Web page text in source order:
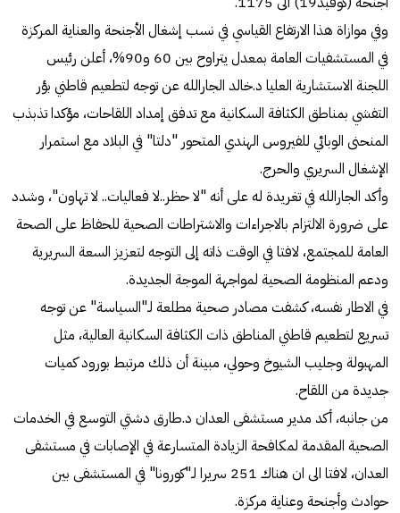
وفي موازاة هذا الارتفاع القياسي في نسب إشغال الأجنحة والعناية المركزة
في المستشفيات العامة بمعدل يتراوح بين 60 و90%، أعلن رئيس
اللجنة الاستشارية العليا د.خالد الجارالله عن توجه لتطعيم قاطني بؤر
التفشي بمناطق الكثافة السكانية مع تدفق إمداد اللقاحات، مؤكدا تذبذب
المنحنى الوبائي للفيروس الهندي المتحور "دلتا" في البلاد مع استمرار
الإشغال السريري والحرج.
وأكد الجارالله في تغريدة له على أنه "لا حظر..لا فعاليات.. لا تهاون"، وشدد
على ضرورة الالتزام بالاجراءات والاشتراطات الصحية للحفاظ على الصحة
العامة للمجتمع، لافتا في الوقت ذاته إلى التوجه لتعزيز السعة السريرية
ودعم المنظومة الصحية لمواجهة الموجة الجديدة.
في الاطار نفسه، كشفت مصادر صحية مطلعة لـ"السياسة" عن توجه
تسريع لتطعيم قاطني المناطق ذات الكثافة السكانية العالية، مثل
المهبولة وجليب الشيوخ وحولي، مبينة أن ذلك مرتبط بورود كميات
جديدة من اللقاح.
من جانبه، أكد مدير مستشفى العدان د.طارق دشتي التوسع في الخدمات
الصحية المقدمة لمكافحة الزيادة المتسارعة في الإصابات في مستشفى
العدان، لافتا الى ان هناك 251 سريرا لـ"كورونا" في المستشفى بين
حوادث وأجنحة وعناية مركزة.